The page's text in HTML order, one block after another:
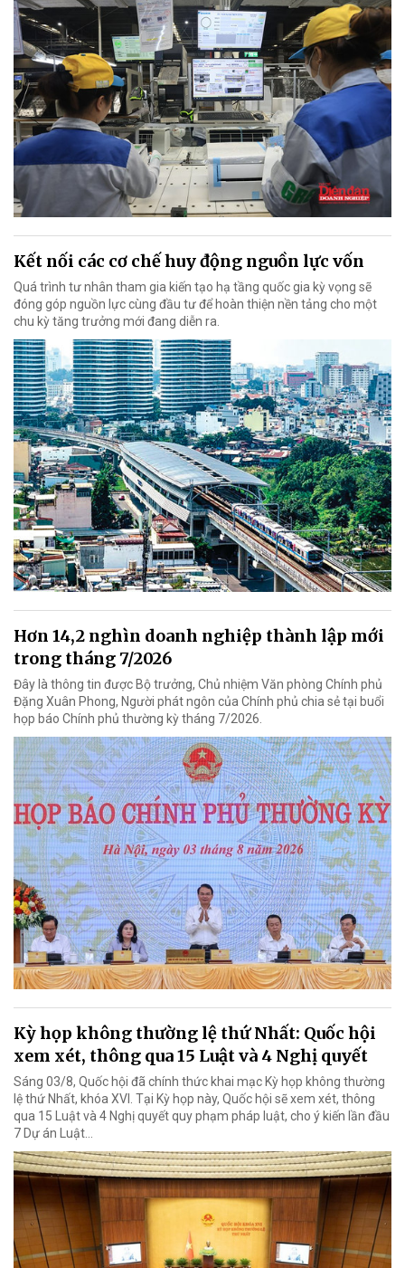
Kết nối các cơ chế huy động nguồn lực vốn
Quá trình tư nhân tham gia kiến tạo hạ tầng quốc gia kỳ vọng sẽ
đóng góp nguồn lực cùng đầu tư để hoàn thiện nền tảng cho một
chu kỳ tăng trưởng mới đang diễn ra.
Hơn 14,2 nghìn doanh nghiệp thành lập mới
trong tháng 7/2026
Đây là thông tin được Bộ trưởng, Chủ nhiệm Văn phòng Chính phủ
Đặng Xuân Phong, Người phát ngôn của Chính phủ chia sẻ tại buổi
họp báo Chính phủ thường kỳ tháng 7/2026.
Kỳ họp không thường lệ thứ Nhất: Quốc hội
xem xét, thông qua 15 Luật và 4 Nghị quyết
Sáng 03/8, Quốc hội đã chính thức khai mạc Kỳ họp không thường
lệ thứ Nhất, khóa XVI. Tại Kỳ họp này, Quốc hội sẽ xem xét, thông
qua 15 Luật và 4 Nghị quyết quy phạm pháp luật, cho ý kiến lần đầu
7 Dự án Luật…